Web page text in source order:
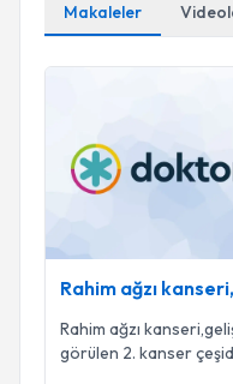
Makaleler
Rahim ağzı
Rahim ağzı
görülen 2. kanser